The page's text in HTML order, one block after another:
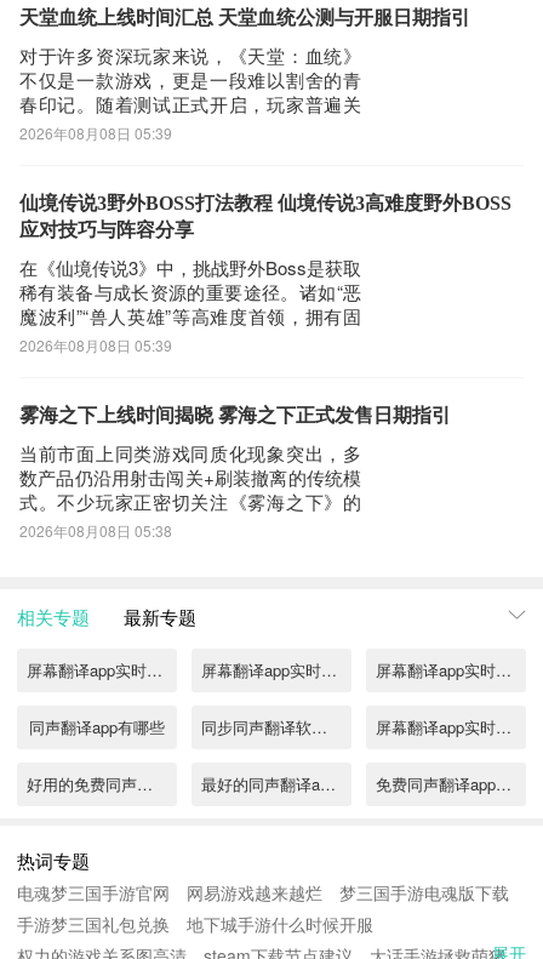
提供了同声翻译的下载链接，有安全下载和普通下载，能选择安全的
最好还是选择安全下载
第四步：
接着网页提示有下载内容，这时我们不用更改文件名，至于文件保存
路径根据个人喜爱可改可不改，这边小编选择默认路径。单击确定，
步：
回到手机桌面就可以看到已经安装好的最新同声翻译1.0.8，点击同
声翻译APP图标进入欢迎页就可以开始使用了
本文将从世界观构建、核心玩法、经济系
这款备受关注
天堂血统上线时间汇总 天堂血统公测与开服日期指引
对于许多资深玩家来说，《天堂：血统》
不仅是一款游戏，更是一段难以割舍的青
春印记。随着测试正式开启，玩家普遍关
心其正式上线日期。目前官方尚未公布确
结束。《天堂：血统》最新下载预约地
址》》》》》#天堂：血统#《《《《《作
2026年08月08日 05:39
仙境传说3野外BOSS打法教程 仙境传说3高难度野外BOSS
应对技巧与阵容分享
在《仙境传说3》中，挑战野外Boss是获取
稀有装备与成长资源的重要途径。诸如“恶
魔波利”“兽人英雄”等高难度首领，拥有固
定刷新时间与专属地图坐标，需玩家提前
人作战成功率极低，组队协作成为通关前
2026年08月08日 05:39
雾海之下上线时间揭晓 雾海之下正式发售日期指引
当前市面上同类游戏同质化现象突出，多
数产品仍沿用射击闯关+刷装撤离的传统模
式。不少玩家正密切关注《雾海之下》的
正式上线安排。本文将围绕这款以“美食冒
#《《《《《官方已确认首轮测试定档于
2026年08月08日 05:38
相关专题 最新专题
屏幕翻译app实时翻译有哪些 屏幕翻译app实时翻译推荐 屏幕翻译app实时翻译合集
同声翻译app有哪些 同步同声翻译软件排行榜 屏幕翻译app实时翻译免费推荐
好用的免费同声翻译app推荐大全 最好的同声翻译app有哪些 免费同声翻译app哪个好
日语电影同声翻译软件有哪些2022 2022什么翻译软件可以实时翻译 同声翻译器app有哪些
热词专题
电魂梦三国手游官网 网易游戏越来越烂
梦三国手游电魂版下载
手游梦三国礼包兑换
地下城手游什么时候开服
展开